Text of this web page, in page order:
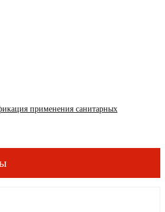
применения санитарных